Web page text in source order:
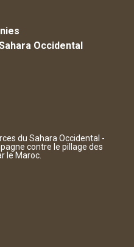
Occidental
du Sahara Occidental -
contre le pillage des
le Maroc.